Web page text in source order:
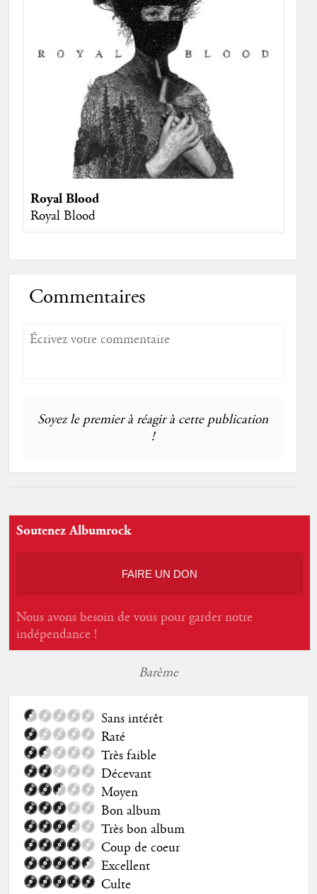
Royal Blood
Royal Blood
Commentaires
Soyez le premier à réagir à cette publication
!
Soutenez Albumrock
FAIRE UN DON
Nous avons besoin de vous pour garder notre
indépendance !
Barème
Sans intérêt
Raté
Très faible
Décevant
Moyen
Bon album
Très bon album
Coup de coeur
Excellent
Culte